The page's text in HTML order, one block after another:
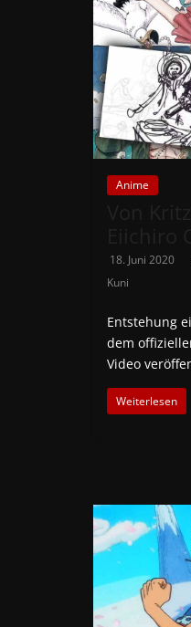
Anime
18. Juni 2020
Kuni
Entstehung
dem
Video
Weiterlesen